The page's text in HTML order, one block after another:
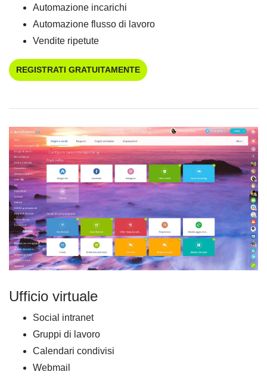
Automazione incarichi
Automazione flusso di lavoro
Vendite ripetute
REGISTRATI GRATUITAMENTE
Ufficio virtuale
Social intranet
Gruppi di lavoro
Calendari condivisi
Webmail